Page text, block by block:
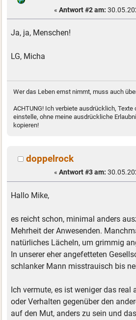
« Antwort #2 am:
Ja, ja, Menschen!
LG, Micha
Wer das Leben ernst nimmt, muss auch
ACHTUNG! Ich verbiete ausdrücklich, Texte
einstelle, ohne meine ausdrückliche
kopieren!
doppelrock
« Antwort #3 am:
Hallo Mike,
es reicht schon, minimal anders
Mehrheit der Anwesenden.
natürliches Lächeln, um grimmig
In unserer eher angefetteten
schlanker Mann misstrauisch bis
Ich vermute, es ist weniger das real
oder Verhalten gegenüber den
auf den Mut, anders zu sein und